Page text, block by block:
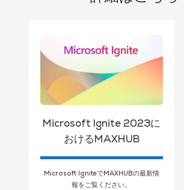
Microsoft Ignite 2023に
おけるMAXHUB
Microsoft IgniteでMAXHUBの最新情
報をご覧ください。